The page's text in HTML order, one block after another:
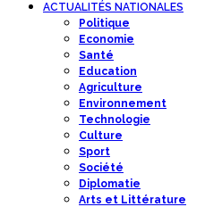
ACTUALITÉS NATIONALES
Politique
Economie
Santé
Education
Agriculture
Environnement
Technologie
Culture
Sport
Société
Diplomatie
Arts et Littérature